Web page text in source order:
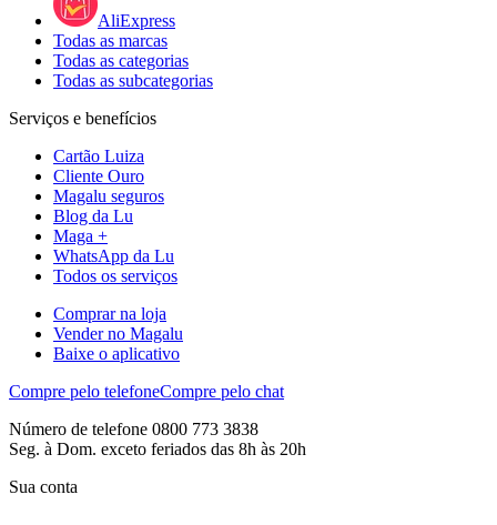
AliExpress
Todas as marcas
Todas as categorias
Todas as subcategorias
Serviços e benefícios
Cartão Luiza
Cliente Ouro
Magalu seguros
Blog da Lu
Maga +
WhatsApp da Lu
Todos os serviços
Comprar na loja
Vender no Magalu
Baixe o aplicativo
Compre pelo telefoneCompre pelo chat
Número de telefone 0800 773 3838
Seg. à Dom. exceto feriados das 8h às 20h
Sua conta